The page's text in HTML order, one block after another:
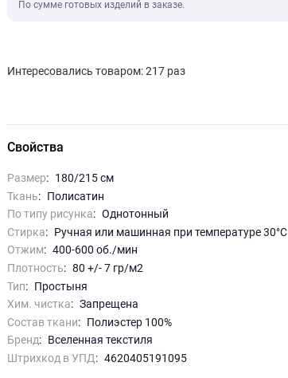
По сумме готовых изделий в заказе.
Интересовались товаром: 217 раз
Свойства
Размер:
180/215 см
Ткань:
Полисатин
По типу рисунка:
однотонный
Стирка:
ручная или машинная при температуре 30°C
Отжим:
400-600 об./мин
Плотность:
80 +/- 7 гр/м2
Тип:
Простыня
Хим. чистка:
запрещена
Состав ткани:
Полиэстер 100%
Бренд:
Вселенная текстиля
Штрихкод в УПД: 4620405191095